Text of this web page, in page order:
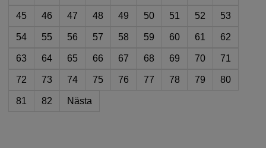
45 46 47 48 49 50 51 52 53
54 55 56 57 58 59 60 61 62
63 64 65 66 67 68 69 70 71
72 73 74 75 76 77 78 79 80
81 82 Nästa